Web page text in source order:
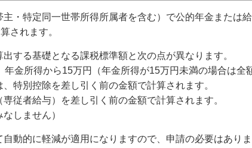
主・特定同一世帯所得所属者を含む）で公的年金または
されます。
する基礎となる課税標準額と次の点が異なります。
金所得から15万円（年金所得が15万円未満の場合は全
特別控除を差し引く前の金額で計算されます。
従者給与）を差し引く前の金額で計算されます。
しません）
動的に軽減が適用になりますので、申請の必要はあり